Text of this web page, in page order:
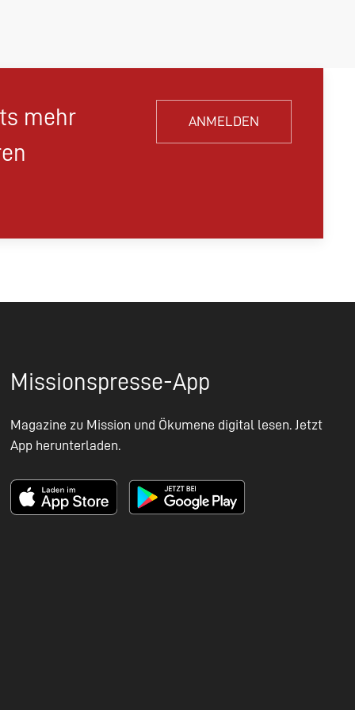
mehr
ANMELDEN
Missionspresse-App
Magazine zu Mission und Ökumene digital lesen. Jetzt
App herunterladen.